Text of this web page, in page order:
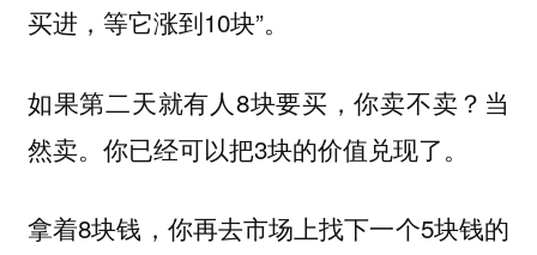
买进，等它涨到10块”。
如果第二天就有人8块要买，你卖不卖？当
然卖。你已经可以把3块的价值兑现了。
拿着8块钱，你再去市场上找下一个5块钱的